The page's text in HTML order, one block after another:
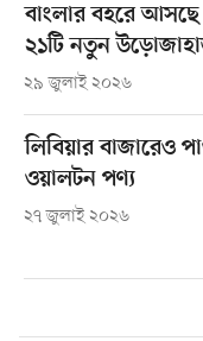
বাংলার বহরে আসছে
২১টি নতুন
২৯ জুলাই ২০২৬
লিবিয়ার বাজারেও
ওয়ালটন পণ্য
২৭ জুলাই ২০২৬